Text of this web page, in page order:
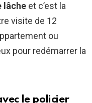
lâche et c’est la
visite de 12
ou
pour redémarrer la
le policier